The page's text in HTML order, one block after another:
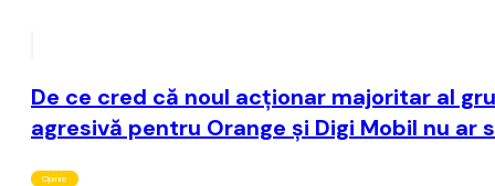
De ce cred că noul acţionar majoritar al
agresivă pentru Orange şi Digi Mobil nu ar
Opinie